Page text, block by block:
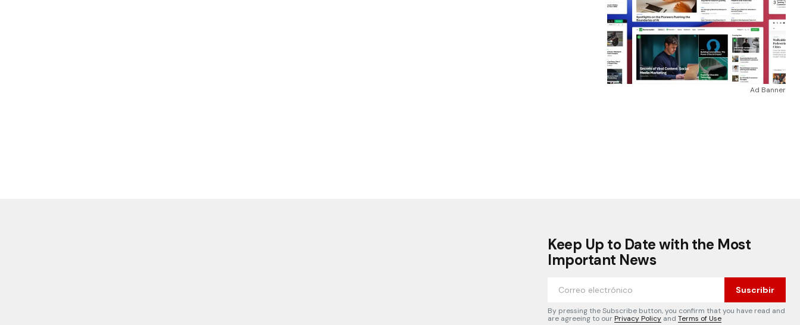
Ad Banner
Keep Up to Date with the Most
Important News
Suscribir
By pressing the Subscribe button, you confirm that you have read and
are agreeing to ourPrivacy Policy and Terms of Use